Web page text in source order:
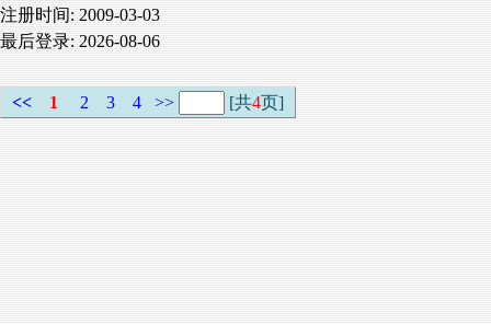
注册时间: 2009-03-03
最后登录: 2026-08-06
<< 1 2 3 4 >> [共4页]